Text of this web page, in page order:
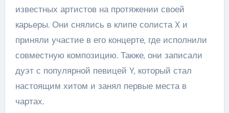
известных артистов на протяжении своей
карьеры. Они снялись в клипе солиста X и
приняли участие в его концерте, где исполнили
совместную композицию. Также, они записали
дуэт с популярной певицей Y, который стал
настоящим хитом и занял первые места в
чартах.